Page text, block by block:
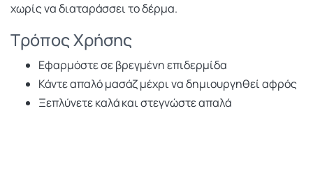
χωρίς να διαταράσσει το δέρμα.
Τρόπος Χρήσης
Εφαρμόστε σε βρεγμένη επιδερμίδα
Κάντε απαλό μασάζ μέχρι να δημιουργηθεί αφρός
Ξεπλύνετε καλά και στεγνώστε απαλά